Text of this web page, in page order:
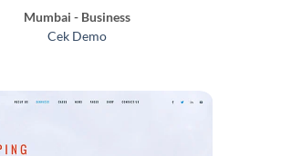
Mumbai - Business
Cek Demo